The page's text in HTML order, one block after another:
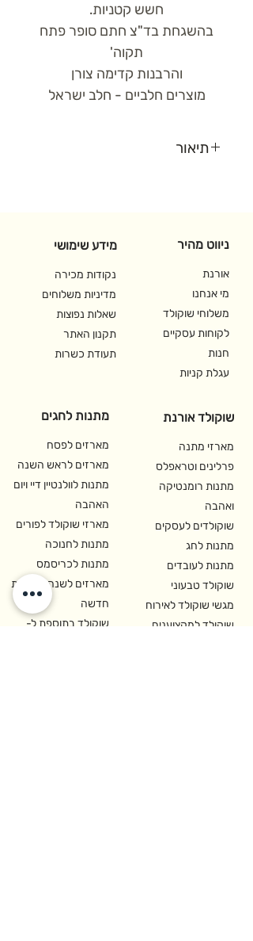
חשש קטניות.
בהשגחת בד"צ חתם סופר פתח
תקוה'
והרבנות קדימה צורן
מוצרים חלביים - חלב ישראל
תיאור
קוביות עם הפתעות שוקולד (סה"כ
240 גרם)
מידע שימושי
נקודות מכירה
מדיניות משלוחים
שאלות נפוצות
תקנון האתר
תעודת כשרות
ניווט מהיר
אורנת
מי אנחנו
משלוחי שוקולד
לקוחות עסקיים
חנות
עגלת קניות
מתנות לחגים
מארזים לפסח
מארזים לראש השנה
מתנות לוולנטיין דיי ויום
האהבה
מארזי שוקולד לפורים
מתנות לחנוכה
מתנות לכריסמס
מארזים לשנה אזרחית
חדשה
שוקולד בתוספת ל-
שוקולד אורנת
מארזי מתנה
פרלינים וטראפלס
מתנות רומנטיקה
ואהבה
שוקולדים לעסקים
מתנות לחג
מתנות לעובדים
שוקולד טבעוני
מגשי שוקולד לאירוח
שוקולד למקצוענים